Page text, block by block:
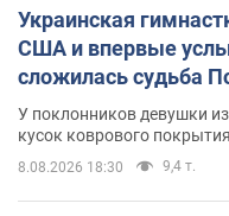
Украинская
США и впервые
сложилась судьба
назад завоевала
У поклонников девушки
кусок коврового
8.08.2026 18:30 9,4 т.